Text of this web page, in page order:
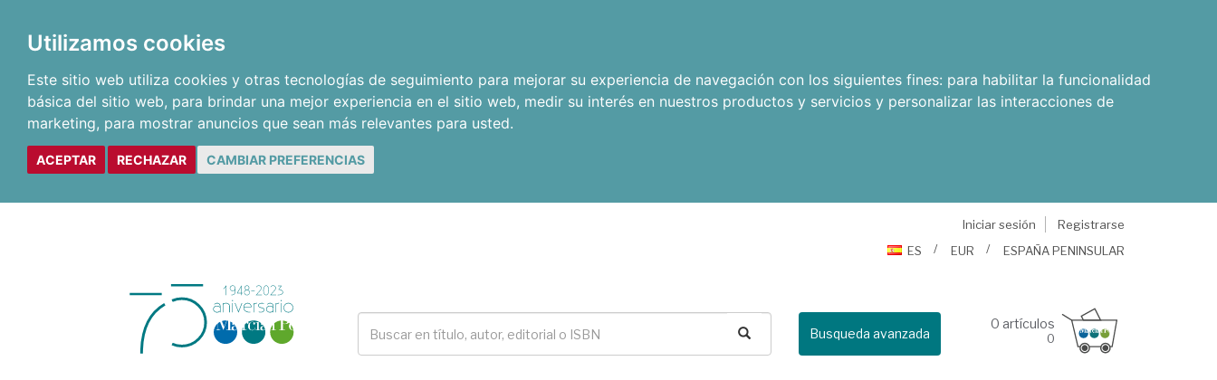
Utilizamos cookies
Este sitio web utiliza cookies y otras tecnologías de seguimiento para mejorar su experiencia de navegación con los siguientes fines: para habilitar la funcionalidad
básica del sitio web, para brindar una mejor experiencia en el sitio web, medir su interés en nuestros productos y servicios y personalizar las interacciones de
marketing, para mostrar anuncios que sean más relevantes para usted.
ACEPTAR RECHAZAR CAMBIAR PREFERENCIAS
Iniciar sesión
Registrarse
ES
EUR ESPAÑA PENINSULAR
Busqueda avanzada
0 artículos
0